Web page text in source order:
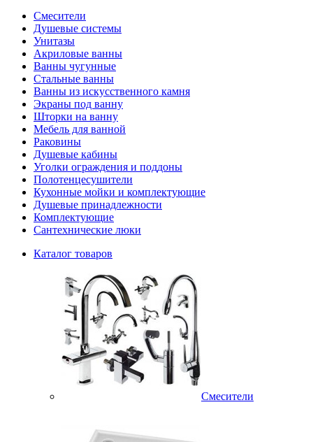
Смесители
Душевые системы
Унитазы
Акриловые ванны
Ванны чугунные
Стальные ванны
Ванны из искусственного камня
Экраны под ванну
Шторки на ванну
Мебель для ванной
Раковины
Душевые кабины
Уголки ограждения и поддоны
Полотенцесушители
Кухонные мойки и комплектующие
Душевые принадлежности
Комплектующие
Сантехнические люки
Каталог товаров
Смесители